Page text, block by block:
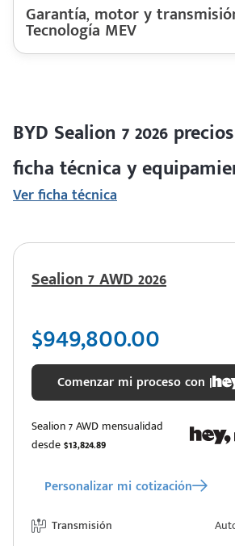
Garantía, motor y
Garantía
Motor cilindros
Tecnología MEV
Descripción de funcionamiento
BYD Sealion 7 2026
ficha técnica y
Ver ficha técnica
Sealion 7 AWD 2026
$949,800.00
Comenzar mi proceso con |
Sealion 7 AWD mensualidad
desde$13,824.89
Personalizar mi cotización
Transmisión